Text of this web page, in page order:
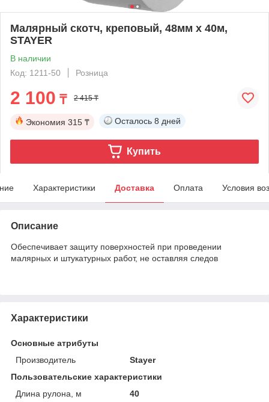
Малярный скотч, креповый, 48мм х 40м,
STAYER
В наличии
Код: 1211-50
Розница
2 100 ₸ 2 415 ₸
Экономия 315 ₸ Осталось 8 дней
Купить
Характеристики Доставка Оплата Условия
Описание
Обеспечивает защиту поверхностей при проведении
малярных и штукатурных работ, не оставляя следов
Характеристики
Основные атрибуты
Производитель
Stayer
Пользовательские характеристики
Длина рулона, м
40